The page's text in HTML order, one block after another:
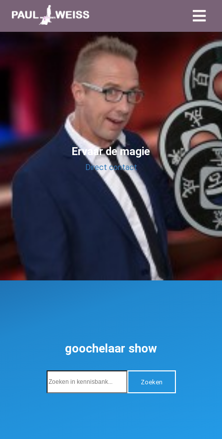
Ervaar de magie
Direct contact
goochelaar show
Zoeken